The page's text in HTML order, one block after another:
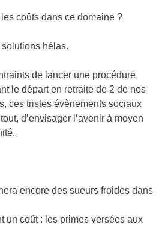
coûts dans ce domaine ?
solutions hélas.
de lancer une procédure
le départ en retraite de 2 de nos
ces tristes évènements sociaux
d’envisager l’avenir à moyen
encore des sueurs froides dans
un coût : les primes versées aux